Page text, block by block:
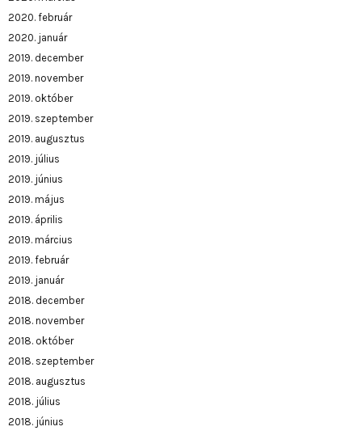
2020. február
2020. január
2019. december
2019. november
2019. október
2019. szeptember
2019. augusztus
2019. július
2019. június
2019. május
2019. április
2019. március
2019. február
2019. január
2018. december
2018. november
2018. október
2018. szeptember
2018. augusztus
2018. július
2018. június